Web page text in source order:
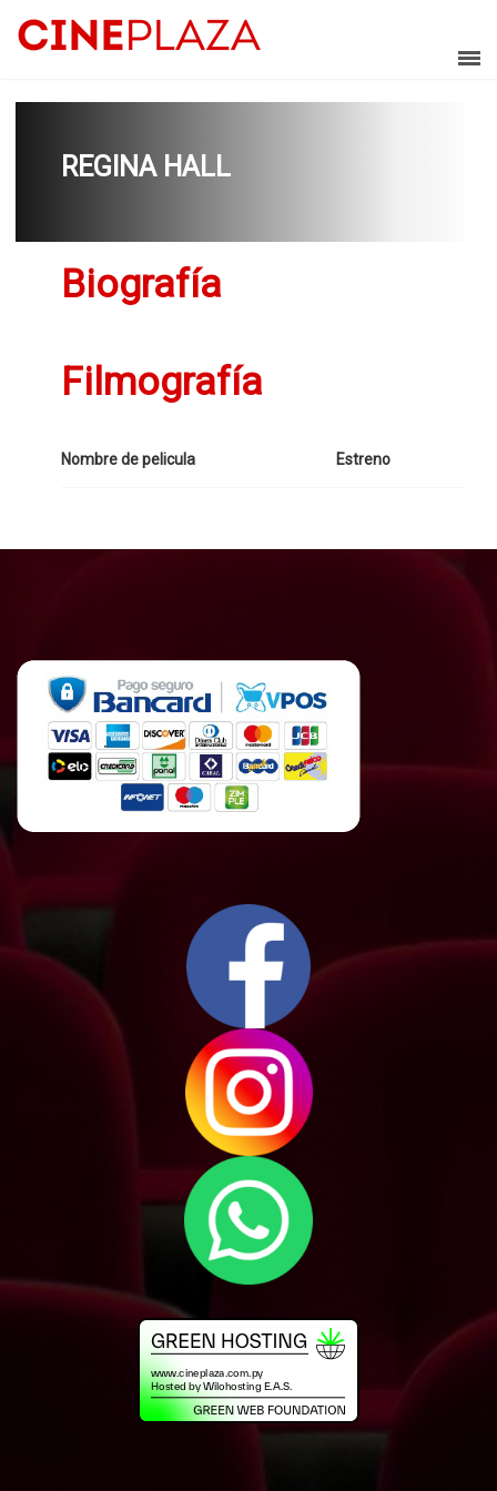
REGINA HALL
Biografía
Filmografía
Nombre de pelicula Estreno